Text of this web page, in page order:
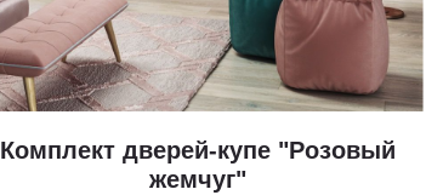
Комплект дверей-купе "Розовый
жемчуг"